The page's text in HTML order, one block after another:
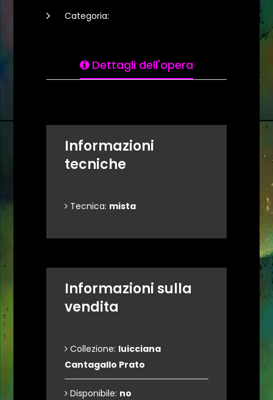
Categoria:
Dettagli dell'opera
Informazioni
tecniche
Tecnica: mista
Informazioni sulla
vendita
Collezione: luicciana
Cantagallo Prato
Disponibile: no